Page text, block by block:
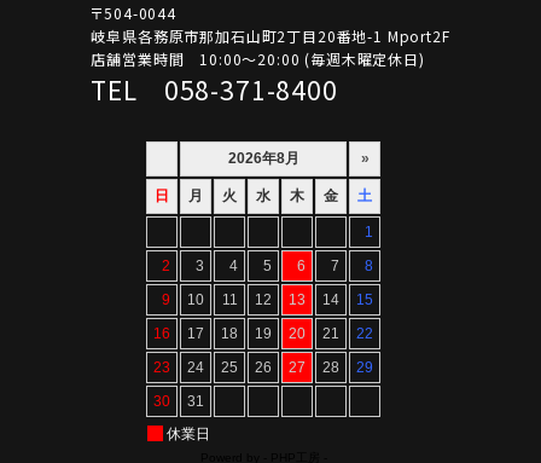
〒504-0044
岐阜県各務原市那加石山町2丁目20番地-1 Mport2F
店舗営業時間 10:00～20:00 (毎週木曜定休日)
TEL 058-371-8400